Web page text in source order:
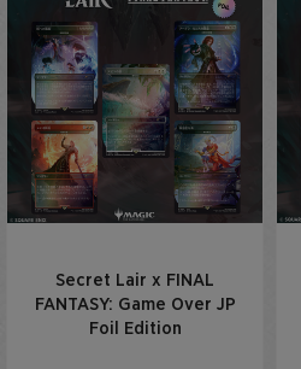
Secret Lair x FINAL
FANTASY: Game Over JP
Foil Edition